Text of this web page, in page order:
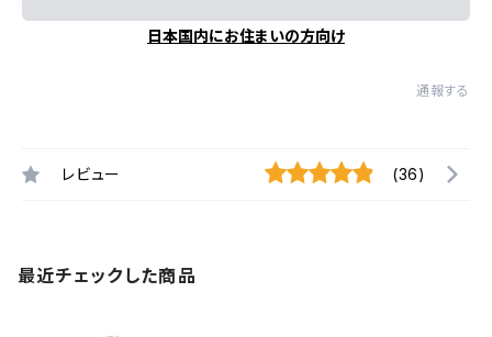
日本国内にお住まいの方向け
通報する
レビュー (36)
最近チェックした商品